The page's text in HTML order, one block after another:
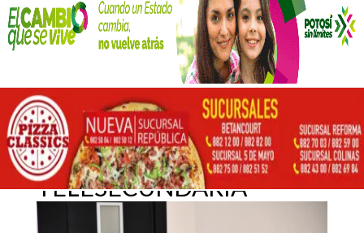
 Noticias Estado
FEDERACIÓN Y ESTADO
COORDINAN ATENCIÓN
A DOCENTES DE
TELESECUNDARIA
27 septiembre, 2023